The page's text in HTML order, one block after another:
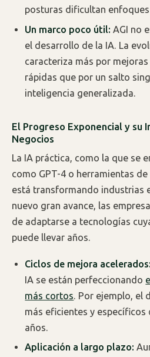
posturas dificultan
Un marco poco útil: AGI no
el desarrollo de la IA. La
caracteriza más por
rápidas que por un salto
inteligencia generalizada.
El Progreso Exponencial y su
Negocios
La IA práctica, como la que se
como GPT-4 o herramientas
está transformando industrias
nuevo gran avance, las
de adaptarse a tecnologías
puede llevar años.
Ciclos de mejora acelerados:
IA se están perfeccionando
más cortos. Por ejemplo, el
más eficientes y específicos
años.
Aplicación a largo plazo: